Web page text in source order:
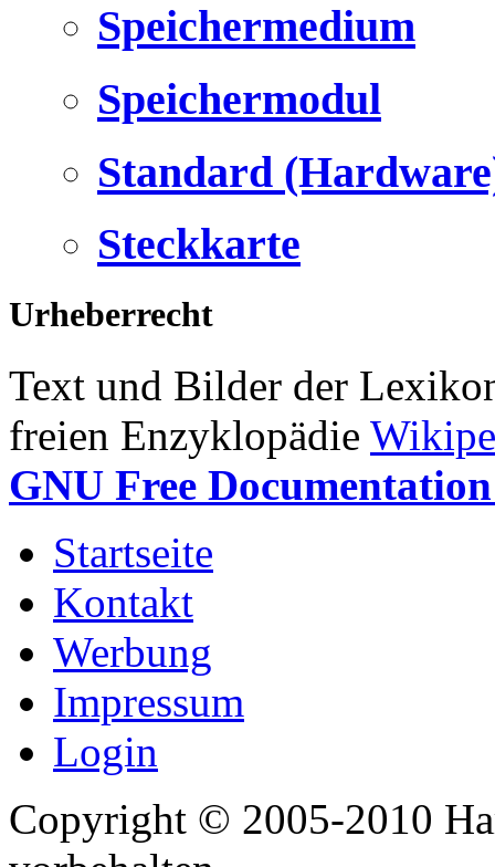
Speichermedium
Speichermodul
Standard
Steckkarte
Urheberrecht
Text und Bilder der
freien Enzyklopädie
GNU Free
Startseite
Kontakt
Werbung
Impressum
Login
Copyright © 2005-2010